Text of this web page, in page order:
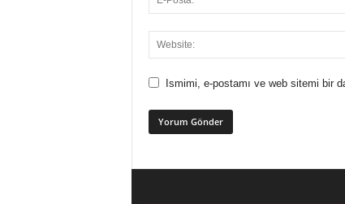
Ismimi, e-postamı ve web sitemi bir